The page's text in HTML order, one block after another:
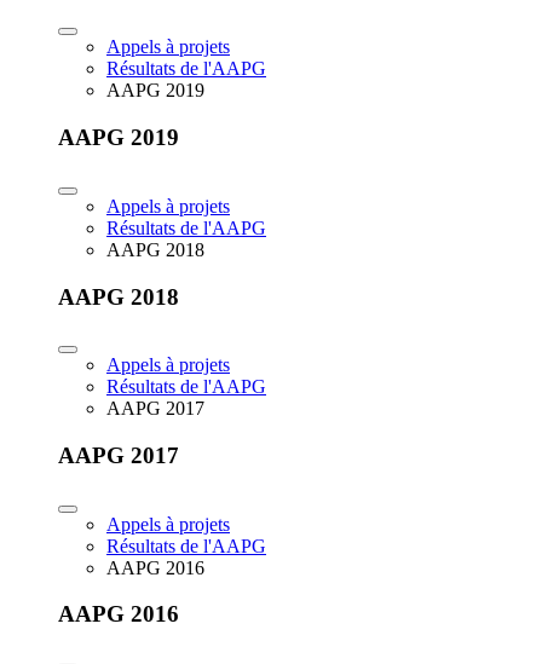
Appels à projets
Résultats de l'AAPG
AAPG 2019
AAPG 2019
Appels à projets
Résultats de l'AAPG
AAPG 2018
AAPG 2018
Appels à projets
Résultats de l'AAPG
AAPG 2017
AAPG 2017
Appels à projets
Résultats de l'AAPG
AAPG 2016
AAPG 2016